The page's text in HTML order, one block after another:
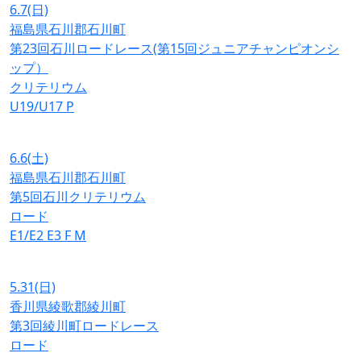
6.7(日)
福島県石川郡石川町
第23回石川ロードレース(第15回ジュニアチャンピオンシ
ップ）
クリテリウム
U19/U17 P
6.6(土)
福島県石川郡石川町
第5回石川クリテリウム
ロード
E1/E2 E3 F M
5.31(日)
香川県綾歌郡綾川町
第3回綾川町ロードレース
ロード